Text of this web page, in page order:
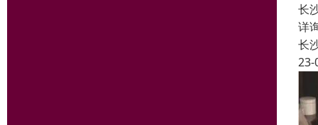
长
详
长
23-